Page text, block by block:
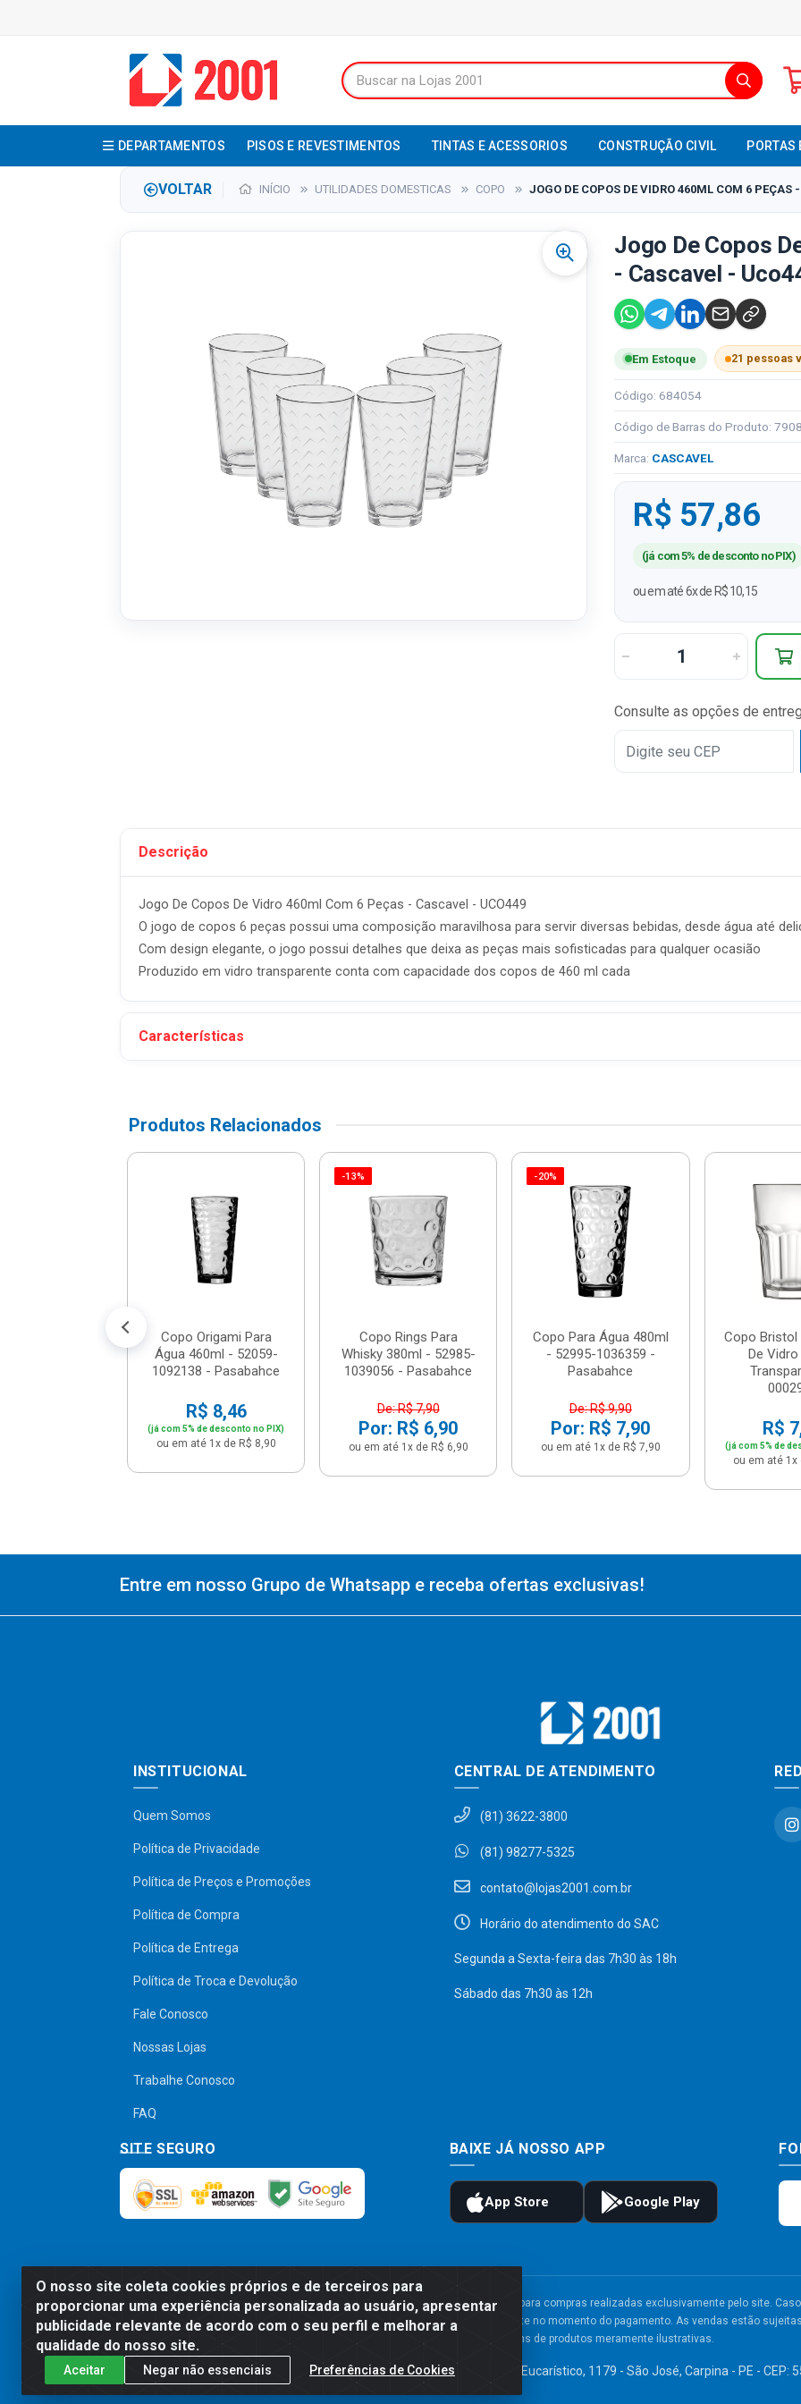
DEPARTAMENTOS PISOS E REVESTIMENTOS TINTAS E ACESSORIOS CONSTRUÇÃO CIVIL PORTAS
VOLTAR INÍCIO UTILIDADES DOMESTICAS COPO JOGO DE COPOS DE VIDRO 460ML COM 6 PEÇAS
Jogo De Copos
- Cascavel -
Em Estoque 21 pessoas
Código: 684054
Código de Barras do Produto:
Marca: CASCAVEL
R$ 57,86
(já com 5% de desconto no PIX)
ou em até 6x de R$ 10,15
Consulte as opções de
Descrição
Jogo De Copos De Vidro 460ml Com 6 Peças - Cascavel - UCO449
O jogo de copos 6 peças possui uma composição maravilhosa para servir diversas bebidas, desde água até
Com design elegante, o jogo possui detalhes que deixa as peças mais sofisticadas para qualquer ocasião
Produzido em vidro transparente conta com capacidade dos copos de 460 ml cada
Características
Produtos Relacionados
Copo Origami Para
Água 460ml - 52059-
1092138 - Pasabahce
R$ 8,46
(já com 5% de desconto no PIX)
ou em até 1x de R$ 8,90
-13%
Copo Rings Para
Whisky 380ml - 52985-
1039056 - Pasabahce
De: R$ 7,90
Por: R$ 6,90
ou em até 1x de R$ 6,90
-20%
Copo Para Água 480ml
- 52995-1036359 -
Pasabahce
De: R$ 9,90
Por: R$ 7,90
ou em até 1x de R$ 7,90
Copo Bristol
De
R$
(já com 5% de
ou em até 1x
O nosso site coleta cookies próprios e de terceiros para
proporcionar uma experiência personalizada ao usuário, apresentar
publicidade relevante de acordo com o seu perfil e melhorar a
qualidade do nosso site.
Aceitar Negar não essenciais Preferências de Cookies
Entre em nosso Grupo de Whatsapp e receba ofertas exclusivas!
INSTITUCIONAL
Quem Somos
Política de Privacidade
Política de Preços e Promoções
Política de Compra
Política de Entrega
Política de Troca e Devolução
Fale Conosco
Nossas Lojas
Trabalhe Conosco
FAQ
CENTRAL DE ATENDIMENTO
(81) 3622-3800
(81) 98277-5325
contato@lojas2001.com.br
Horário do atendimento do SAC
Segunda a Sexta-feira das 7h30 às 18h
Sábado das 7h30 às 12h
SITE SEGURO BAIXE JÁ NOSSO APP
Preços, promoções, condições de pagamento e frete são válidos para compras realizadas exclusivamente pelo site.
será válido o preço que for exibido no carrinho de compras do site no momento do pagamento. As vendas estão
Imagens de produtos meramente ilustrativas.
Comercial de Construção 2001 LTDA - Av. Congresso Eucarístico, 1179 - São José, Carpina - PE -